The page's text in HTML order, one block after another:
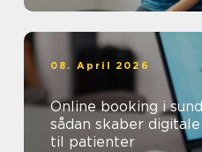
08. April 2026
Online booking i
sådan skaber
til patienter